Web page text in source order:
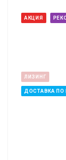
АКЦИЯ
ЛИЗИНГ
ДОСТАВКА ПО